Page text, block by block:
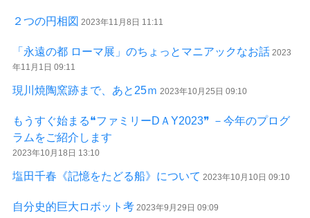
２つの円相図 2023年11月8日 11:11
「永遠の都 ローマ展」のちょっとマニアックなお話 2023
年11月1日 09:11
現川焼陶窯跡まで、あと25ｍ 2023年10月25日 09:10
もうすぐ始まる❝ファミリーDＡY2023❞ －今年のプログ
ラムをご紹介します
2023年10月18日 13:10
塩田千春《記憶をたどる船》について 2023年10月10日 09:10
自分史的巨大ロボット考 2023年9月29日 09:09